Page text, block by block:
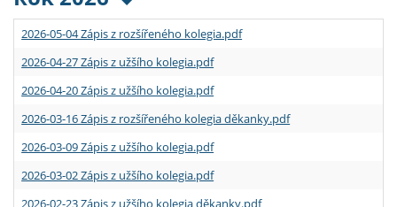
2026-05-04 Zápis z rozšířeného kolegia.pdf
2026-04-27 Zápis z užšího kolegia.pdf
2026-04-20 Zápis z užšího kolegia.pdf
2026-03-16 Zápis z rozšířeného kolegia děkanky.pdf
2026-03-09 Zápis z užšího kolegia.pdf
2026-03-02 Zápis z užšího kolegia.pdf
2026-02-23 Zápis z užšího kolegia děkanky.pdf